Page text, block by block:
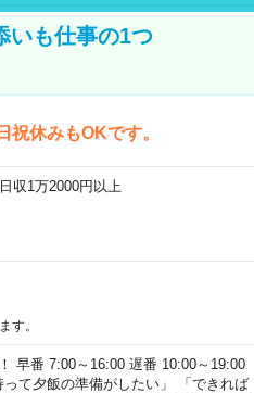
いも仕事の1つ
休みもOKです。
1万2000円以上
す。
早番 7:00～16:00 遅番 10:00～19:00
て夕飯の準備がしたい」 「できれば